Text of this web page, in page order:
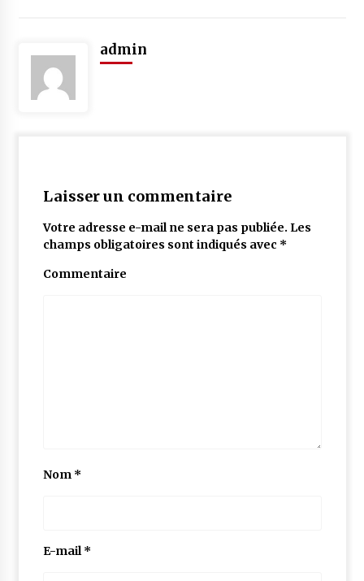
admin
Laisser un commentaire
Votre adresse e-mail ne sera pas publiée. Les
champs obligatoires sont indiqués avec *
Commentaire
Nom *
E-mail*